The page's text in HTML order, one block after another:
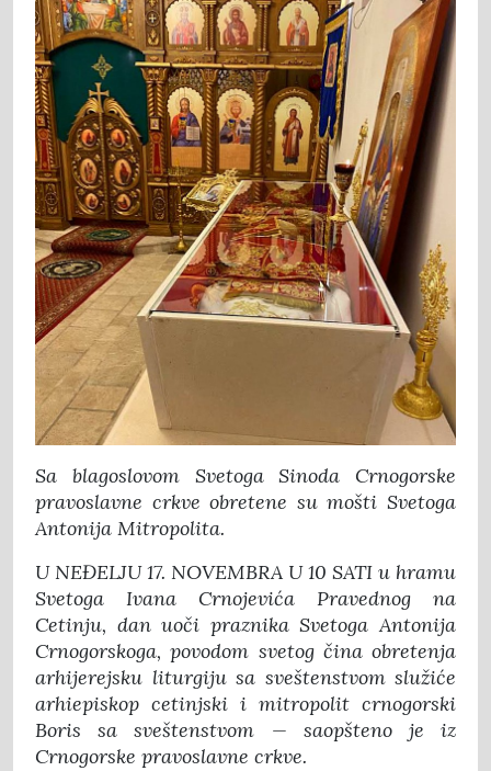
Sa blagoslovom Svetoga Sinoda Crnogorske
pravoslavne crkve obretene su mošti Svetoga
Antonija Mitropolita.
U NEĐELJU 17. NOVEMBRA U 10 SATI u hramu
Svetoga Ivana Crnojevića Pravednog na
Cetinju, dan uoči praznika Svetoga Antonija
Crnogorskoga, povodom svetog čina obretenja
arhijerejsku liturgiju sa sveštenstvom služiće
arhiepiskop cetinjski i mitropolit crnogorski
Boris sa sveštenstvom — saopšteno je iz
Crnogorske pravoslavne crkve.